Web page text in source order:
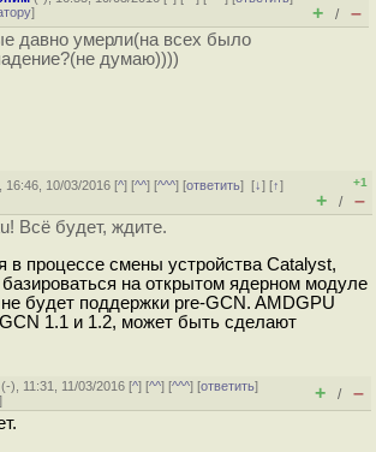
] + / –
давно умерли(на всех было
думаю))))
16:46, 10/03/2016 [^] [^^] [^^^] [ответить][↓] [↑]
+1
+ / –
Всё будет, ждите.
в процессе смены устройства Catalyst,
на открытом ядерном модуле
будет поддержки pre-GCN. AMDGPU
1.1 и 1.2, может быть сделают
(-), 11:31, 11/03/2016 [^] [^^] [^^^] [ответить]
] + / –